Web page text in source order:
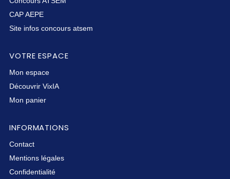
CAP AEPE
Site infos concours atsem
VOTRE ESPACE
Mon espace
Découvrir VixIA
Mon panier
INFORMATIONS
Contact
Mentions légales
Confidentialité